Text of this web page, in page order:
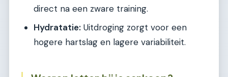
direct na een zware training.
Hydratatie: Uitdroging zorgt voor een
hogere hartslag en lagere variabiliteit.